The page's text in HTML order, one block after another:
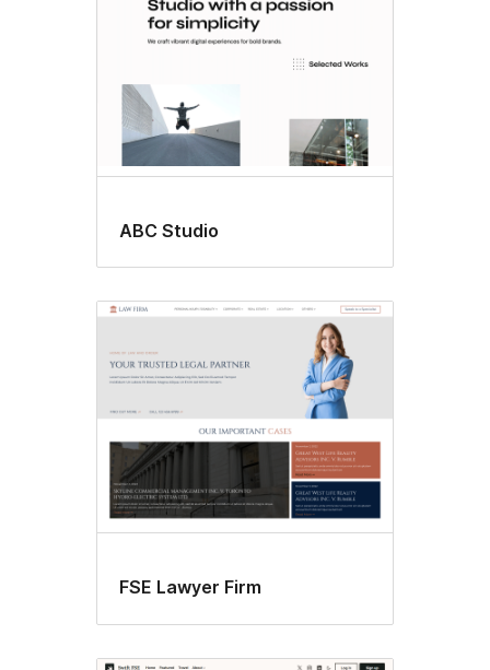
ABC Studio
FSE Lawyer Firm